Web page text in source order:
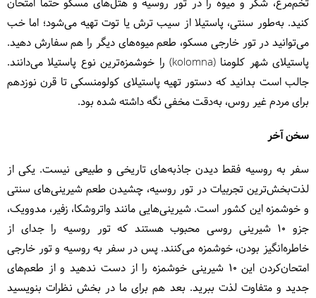
تخم‌مرغ، شکر و میوه را در تور روسیه و هتل‌های مسکو حتماً امتحان
کنید. به‌طور سنتی، پاستیلا از سیب ترش یا توت تهیه می‌شود؛ اما خب
می‌توانید در تور خارجی مسکو، طعم میوه‌های دیگر را هم سفارش دهید.
پاستیلای شهر کلومنا (kolomna) را خوشمزه‌ترین نوع پاستیلا می‌دانند.
جالب است بدانید که دستور تهیه پاستیلای کولومنسکی تا قرن نوزدهم
برای مردم غیر روس، به‌دقت مخفی نگه داشته شده بود.
سخن آخر
سفر به روسیه فقط دیدن جاذبه‌های تاریخی و طبیعی نیست. یکی از
لذت‌بخش‌ترین تجربیات در تور روسیه، چشیدن طعم شیرینی‌های سنتی
و خوشمزه این کشور است. شیرینی‌هایی مانند واتروشکا، زفیر، مدوویک،
جزو ۱۰ شیرینی روسی محبوب هستند که تور روسیه را جدای از
خاطره‌انگیز بودن، خوشمزه می‌کنند. پس در سفر به روسیه و تور خارجی
امتحان‌کردن این ۱۰ شیرینی خوشمزه را از دست ندهید و از طعم‌های
جدید و متفاوت لذت ببرید. بعد هم برای ما در بخش نظرات بنویسید